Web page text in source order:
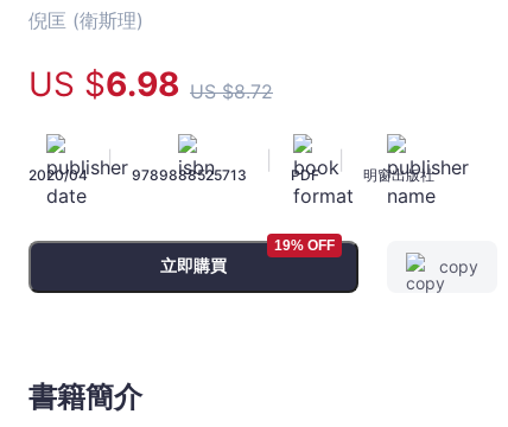
年
11
——
地
底
奇
（下）
倪
斯
理)
倪匡 (衛斯理)
US $6.98 US $8.72
2020/04
|
9789888525713 PDF 明窗出版社
立即購買
19% OFF
copy
書籍簡介